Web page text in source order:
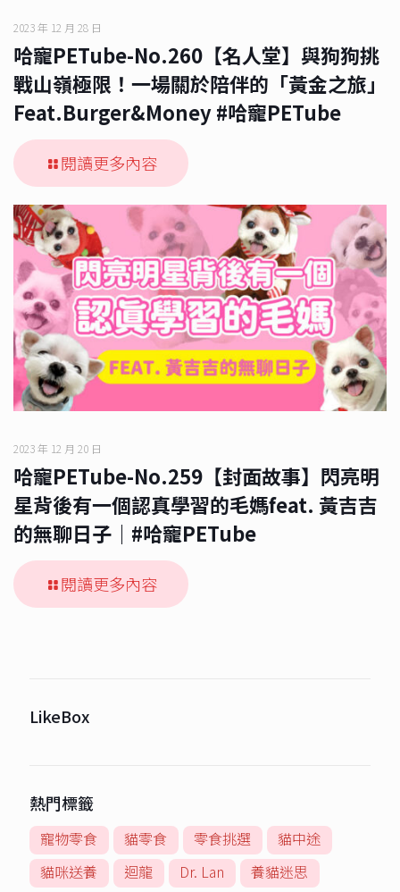
2023 年 12 月 28 日
哈寵PETube-No.260【名人堂】與狗狗挑
戰山嶺極限！一場關於陪伴的「黃金之旅」
Feat.Burger&Money #哈寵PETube
閱讀更多內容
2023 年 12 月 20 日
哈寵PETube-No.259【封面故事】閃亮明
星背後有一個認真學習的毛媽feat. 黃吉吉
的無聊日子｜#哈寵PETube
閱讀更多內容
LikeBox
熱門標籤
寵物零食 貓零食 零食挑選
貓中途
貓咪送養
迴龍 Dr. Lan
養貓迷思